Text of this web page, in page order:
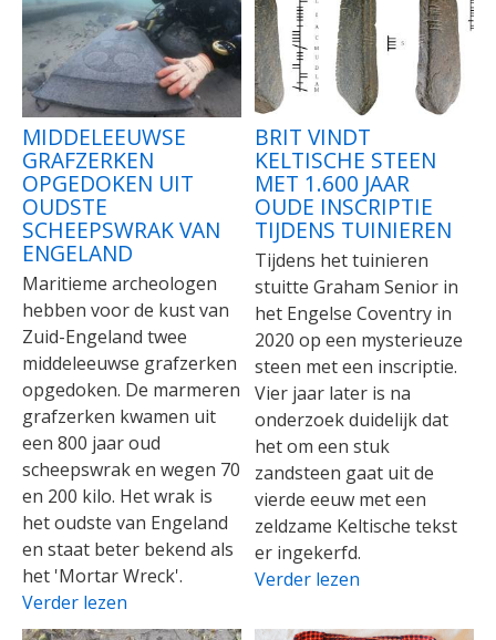
MIDDELEEUWSE
GRAFZERKEN
OPGEDOKEN UIT
OUDSTE
SCHEEPSWRAK VAN
ENGELAND
Maritieme archeologen
hebben voor de kust van
Zuid-Engeland twee
middeleeuwse grafzerken
opgedoken. De marmeren
grafzerken kwamen uit
een 800 jaar oud
scheepswrak en wegen 70
en 200 kilo. Het wrak is
het oudste van Engeland
en staat beter bekend als
het 'Mortar Wreck'.
Verder lezen
BRIT VINDT
KELTISCHE STEEN
MET 1.600 JAAR
OUDE INSCRIPTIE
TIJDENS TUINIEREN
Tijdens het tuinieren
stuitte Graham Senior in
het Engelse Coventry in
2020 op een mysterieuze
steen met een inscriptie.
Vier jaar later is na
onderzoek duidelijk dat
het om een stuk
zandsteen gaat uit de
vierde eeuw met een
zeldzame Keltische tekst
er ingekerfd.
Verder lezen